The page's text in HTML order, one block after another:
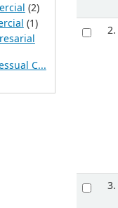
(2)
(1)
C...
2.
3.